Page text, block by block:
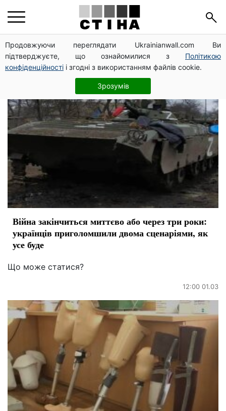
Продовжуючи переглядати Ukrainianwall.com Ви
підтверджуєте, що ознайомилися з Політикою
конфіденційності і згодні з використанням файлів cookie.
Зрозумів
війна
Війна закінчиться миттєво або через три роки:
українців приголомшили двома сценаріями, як
усе буде
Що може статися?
12:00 01.03